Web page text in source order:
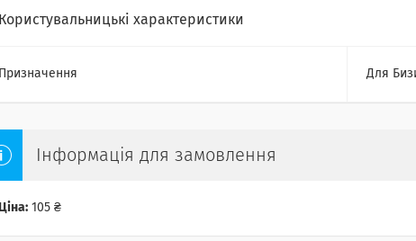
Користувальницькі характеристики
Призначення Для
Інформація для замовлення
Ціна: 105 ₴